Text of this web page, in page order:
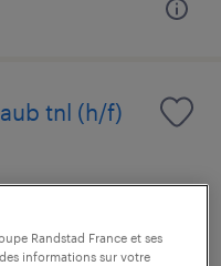
tnl (h/f)
Randstad France et ses
informations sur votre